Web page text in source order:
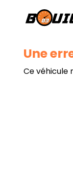
Une
Ce véhicule